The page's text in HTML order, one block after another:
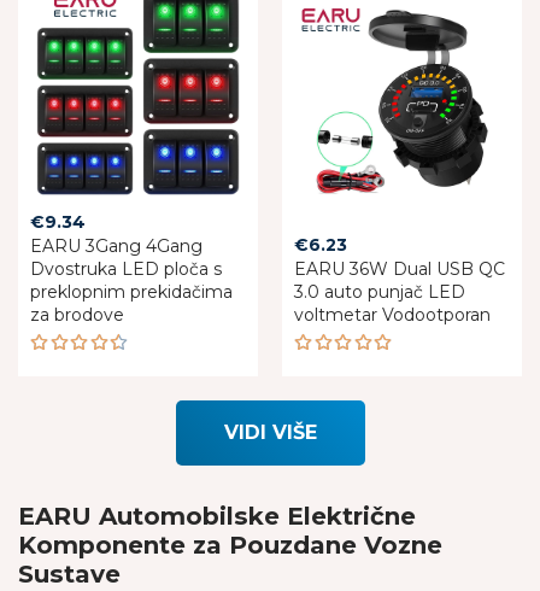
€9.34
EARU 3Gang 4Gang
Dvostruka LED ploča s
preklopnim prekidačima
za brodove
€6.23
EARU 36W Dual USB QC
3.0 auto punjač LED
voltmetar Vodootporan
5.00out
VIDI VIŠE
EARU Automobilske Električne
Komponente za Pouzdane Vozne
Sustave